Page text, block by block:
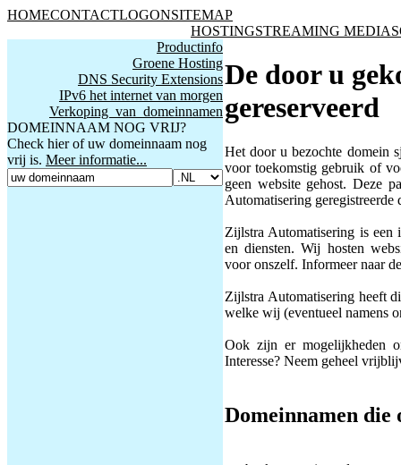
HOMECONTACTLOGONSITEMAP
HOSTINGSTREAMING MEDIA
Productinfo
Groene Hosting
DNS Security Extensions
IPv6 het internet van morgen
Verkoping van domeinnamen
DOMEINNAAM NOG VRIJ?
Check hier of uw domeinnaam nog
vrij is. Meer informatie...
De door u
gereserveerd
Het door u bezochte domein
voor toekomstig gebruik of
geen website gehost. Deze
Automatisering geregistreerde
Zijlstra Automatisering is een
en diensten. Wij hosten
voor onszelf. Informeer naar
Zijlstra Automatisering heeft
welke wij (eventueel namens
Ook zijn er mogelijkheden
Interesse? Neem geheel
Domeinnamen